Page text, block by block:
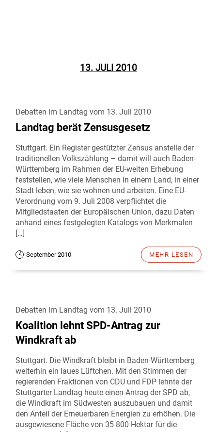
13. JULI 2010
Debatten im Landtag vom 13. Juli 2010
Landtag berät Zensusgesetz
Stuttgart. Ein Register gestützter Zensus anstelle der
traditionellen Volkszählung – damit will auch Baden-
Württemberg im Rahmen der EU-weiten Erhebung
feststellen, wie viele Menschen in einem Land, in einer
Stadt leben, wie sie wohnen und arbeiten. Eine EU-
Verordnung vom 9. Juli 2008 verpflichtet die
Mitgliedstaaten der Europäischen Union, dazu Daten
anhand eines festgelegten Katalogs von Merkmalen
[…]
September 2010 MEHR LESEN
Debatten im Landtag vom 13. Juli 2010
Koalition lehnt SPD-Antrag zur
Windkraft ab
Stuttgart. Die Windkraft bleibt in Baden-Württemberg
weiterhin ein laues Lüftchen. Mit den Stimmen der
regierenden Fraktionen von CDU und FDP lehnte der
Stuttgarter Landtag heute einen Antrag der SPD ab,
die Windkraft im Südwesten auszubauen und damit
den Anteil der Erneuerbaren Energien zu erhöhen. Die
ausgewiesene Fläche von 35 800 Hektar für die